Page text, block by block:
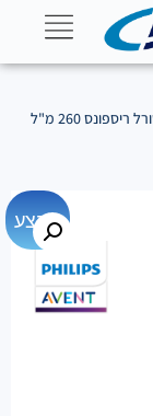
/ בקבוק אוונט נטורל ריספונס 260 מ"ל
מבצע